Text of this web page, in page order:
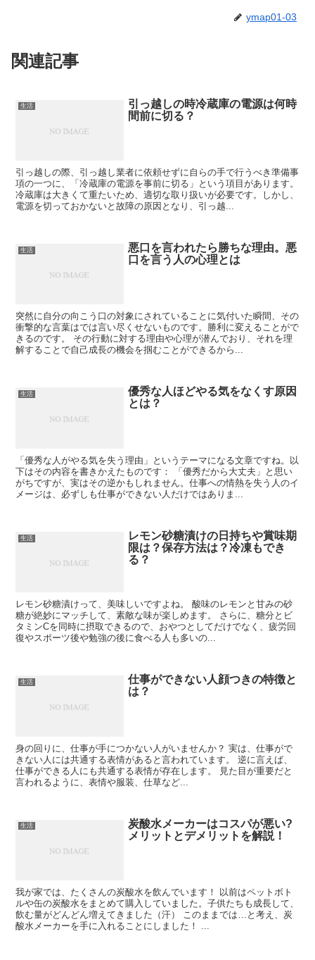
ymap01-03
関連記事
生活
引っ越しの時冷蔵庫の電源は何時
間前に切る？
引っ越しの際、引っ越し業者に依頼せずに自らの手で行うべき準備事
項の一つに、「冷蔵庫の電源を事前に切る」という項目があります。
冷蔵庫は大きくて重たいため、適切な取り扱いが必要です。しかし、
電源を切っておかないと故障の原因となり、引っ越...
生活
悪口を言われたら勝ちな理由。悪
口を言う人の心理とは
突然に自分の向こう口の対象にされていることに気付いた瞬間、その
衝撃的な言葉はでは言い尽くせないものです。勝利に変えることがで
きるのです。 その行動に対する理由や心理が潜んでおり、それを理
解することで自己成長の機会を掴むことができるから...
生活
優秀な人ほどやる気をなくす原因
とは？
「優秀な人がやる気を失う理由」というテーマになる文章ですね。以
下はその内容を書きかえたものです： 「優秀だから大丈夫」と思い
がちですが、実はその逆かもしれません。仕事への情熱を失う人のイ
メージは、必ずしも仕事ができない人だけではありま...
生活
レモン砂糖漬けの日持ちや賞味期
限は？保存方法は？冷凍もでき
る？
レモン砂糖漬けって、美味しいですよね。 酸味のレモンと甘みの砂
糖が絶妙にマッチして、素敵な味が楽しめます。 さらに、糖分とビ
タミンCを同時に摂取できるので、おやつとしてだけでなく、疲労回
復やスポーツ後や勉強の後に食べる人も多いの...
生活
仕事ができない人顔つきの特徴と
は？
身の回りに、仕事が手につかない人がいませんか？ 実は、仕事がで
きない人には共通する表情があると言われています。 逆に言えば、
仕事ができる人にも共通する表情が存在します。 見た目が重要だと
言われるように、表情や服装、仕草など...
生活
炭酸水メーカーはコスパが悪い?
メリットとデメリットを解説！
我が家では、たくさんの炭酸水を飲んでいます！ 以前はペットボト
ルや缶の炭酸水をまとめて購入していました。子供たちも成長して、
飲む量がどんどん増えてきました（汗） このままでは…と考え、炭
酸水メーカーを手に入れることにしました！ ...